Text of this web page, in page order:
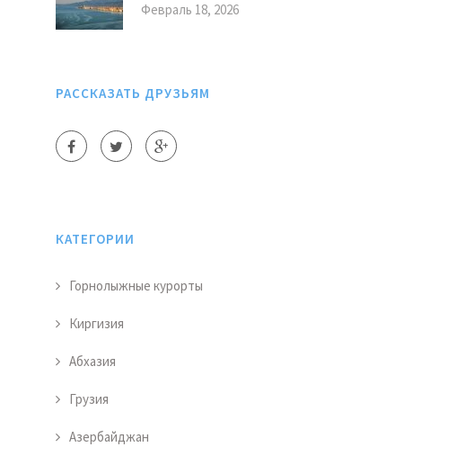
Февраль 18, 2026
РАССКАЗАТЬ ДРУЗЬЯМ
КАТЕГОРИИ
Горнолыжные курорты
Киргизия
Абхазия
Грузия
Азербайджан